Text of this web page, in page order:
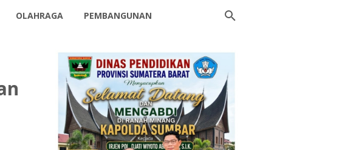
OLAHRAGA PEMBANGUNAN